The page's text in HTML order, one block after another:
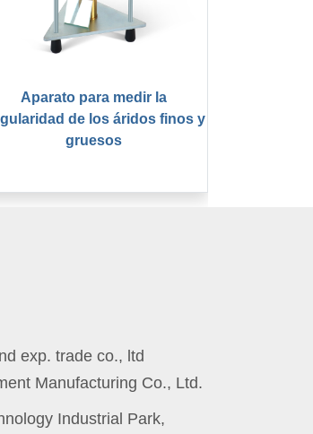
Aparato para medir la
de los áridos finos y
gruesos
exp. trade co., ltd
Manufacturing Co., Ltd.
Industrial Park,